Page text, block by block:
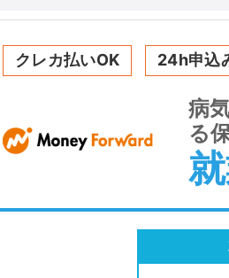
クレカ払いOK 24h申込
病
る